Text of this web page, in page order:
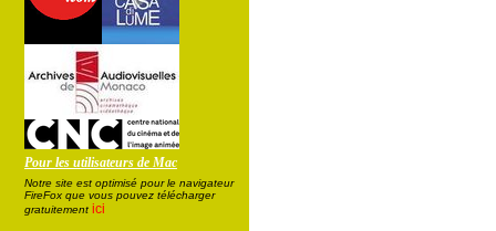
Pour les utilisateurs de Mac
Notre site est optimisé pour le navigateur
FireFox que vous pouvez télécharger
gratuitement ici